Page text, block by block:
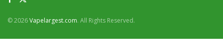
© 2026Vapelargest.com. All Rights Reserved.